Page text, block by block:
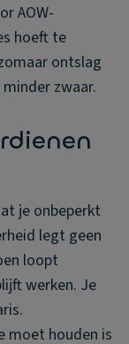
AOW-
hoeft te
ontslag
zwaar.
je onbeperkt
legt geen
loopt
werken. Je
moet houden is